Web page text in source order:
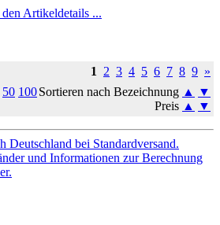
Artikeldetails ...
1 2 3 4 5 6 7 8 9 »
50 100Sortieren nach Bezeichnung ▲
▼
Preis ▲ ▼
bei Standardversand.
und Informationen zur Berechnung